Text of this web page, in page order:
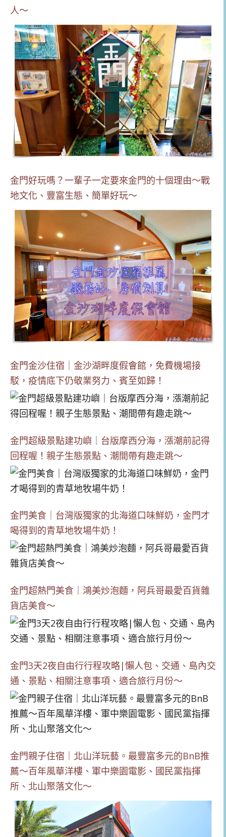
人～
金門好玩嗎？一輩子一定要來金門的十個理由～戰
地文化、豐富生態、簡單好玩～
金門金沙住宿｜金沙湖畔度假會館，免費機場接
駁，疫情底下仍敬業努力、賓至如歸！
金門超級景點建功嶼｜台版摩西分海，漲潮前記得
回程喔！親子生態景點、潮間帶有趣走跳～
金門美食｜台灣版獨家的北海道口味鮮奶，金門才
喝得到的青草地牧場牛奶！
金門超熱門美食｜鴻美炒泡麵，阿兵哥最愛百貨雜
貨店美食～
金門3天2夜自由行行程攻略|懶人包、交通、島內交
通、景點、相關注意事項、適合旅行月份～
金門親子住宿｜北山洋玩藝。最豐富多元的BnB推
薦～百年風華洋樓、軍中樂園電影、國民黨指揮
所、北山聚落文化～